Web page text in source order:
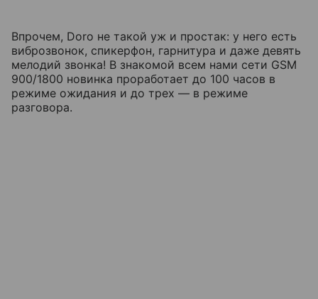
Впрочем, Doro не такой уж и простак: у него есть
виброзвонок, спикерфон, гарнитура и даже девять
мелодий звонка! В знакомой всем нами сети GSM
900/1800 новинка проработает до 100 часов в
режиме ожидания и до трех — в режиме
разговора.